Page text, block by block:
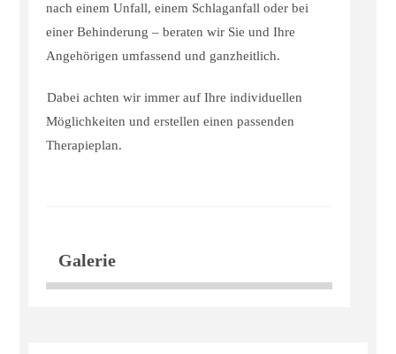
nach einem Unfall, einem Schlaganfall oder bei
einer Behinderung – beraten wir Sie und Ihre
Angehörigen umfassend und ganzheitlich.
Dabei achten wir immer auf Ihre individuellen
Möglichkeiten und erstellen einen passenden
Therapieplan.
Galerie